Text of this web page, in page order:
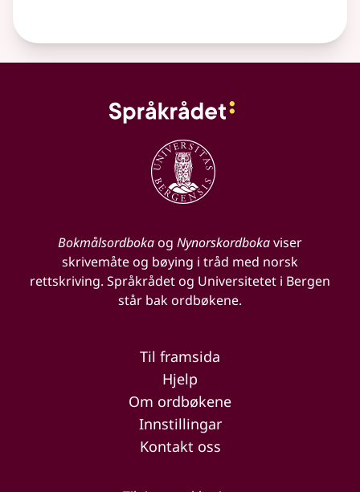
Bokmålsordbokaog Nynorskordbokaviser
skrivemåte og bøying i tråd med norsk
rettskriving. Språkrådet og Universitetet i Bergen
står bak ordbøkene.
Til framsida
Hjelp
Om ordbøkene
Innstillingar
Kontakt oss